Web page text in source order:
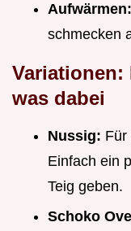
Aufwärmen:
schmecken
Variationen:
was dabei
Nussig: Für
Einfach ein
Teig geben.
Schoko